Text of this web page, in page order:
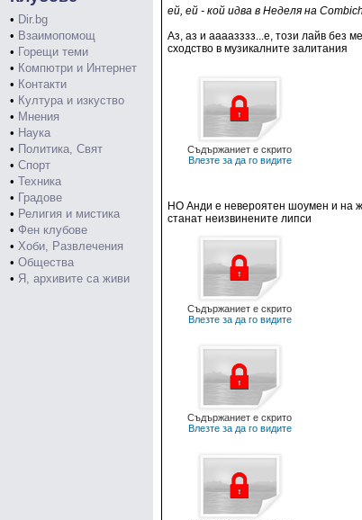
• Dir.bg
• Взаимопомощ
• Горещи теми
• Компютри и Интернет
• Контакти
• Култура и изкуство
• Мнения
• Наука
• Политика, Свят
• Спорт
• Техника
• Градове
• Религия и мистика
• Фен клубове
• Хоби, Развлечения
• Общества
• Я, архивите са живи
ей, ей - кой идва в Неделя на
Аз, аз и аааазззз...е, този лайв без
сходство в музикалните залитания
Съдържаниет е скрито
Влезте за да го видите
НО Анди е невероятен шоумен и на
станат неизвинените липси
Съдържаниет е скрито
Влезте за да го видите
Съдържаниет е скрито
Влезте за да го видите